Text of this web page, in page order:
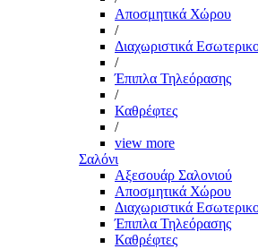
Αποσμητικά Χώρου
/
Διαχωριστικά
/
Έπιπλα Τηλεόρασης
/
Καθρέφτες
/
view more
Σαλόνι
Αξεσουάρ Σαλονιού
Αποσμητικά Χώρου
Διαχωριστικά
Έπιπλα Τηλεόρασης
Καθρέφτες